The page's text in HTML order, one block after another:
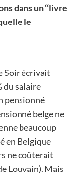
dans un ‘‘livre
le
Soir écrivait
du salaire
pensionné
belge ne
beaucoup
en Belgique
ne coûterait
Louvain). Mais